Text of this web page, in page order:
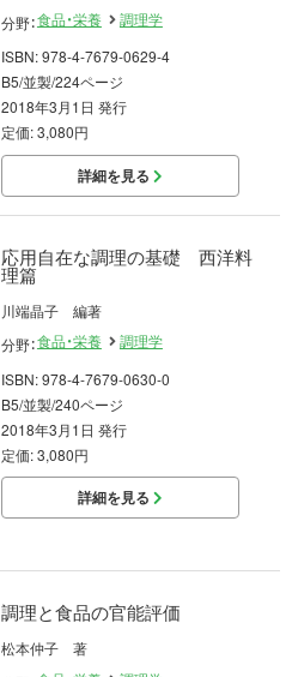
分野：食品・栄養
調理学
ISBN: 978-4-7679-0629-4
B5/並製/224ページ
2018年3月1日 発行
定価: 3,080円
詳細を見る
応用自在な調理の基礎 西洋料
理篇
川端晶子 編著
分野：食品・栄養
調理学
ISBN: 978-4-7679-0630-0
B5/並製/240ページ
2018年3月1日 発行
定価: 3,080円
詳細を見る
調理と食品の官能評価
松本仲子 著